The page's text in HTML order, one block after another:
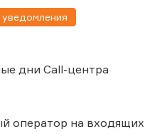
уведомления
дни Call-центра
оператор на входящих